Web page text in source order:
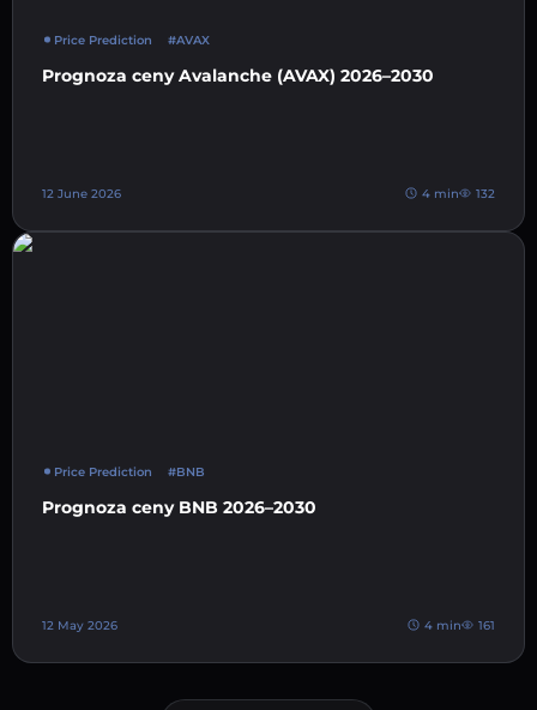
Price Prediction #AVAX
Prognoza ceny Avalanche (AVAX) 2026–2030
12 June 2026 4 min 132
Price Prediction #BNB
Prognoza ceny BNB 2026–2030
12 May 2026 4 min 161